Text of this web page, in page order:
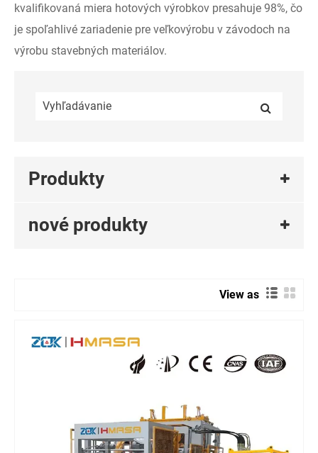
kvalifikovaná miera hotových výrobkov presahuje 98%, čo
je spoľahlivé zariadenie pre veľkovýrobu v závodoch na
výrobu stavebných materiálov.
Produkty
nové produkty
View as